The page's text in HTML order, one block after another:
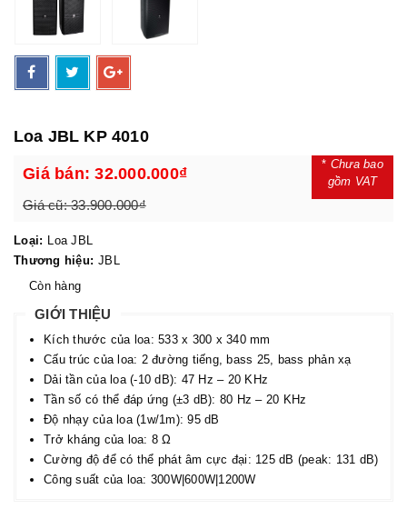
Loa JBL KP 4010
Giá bán:32.000.000₫
Giá cũ:33.900.000₫
* Chưa bao
gồm VAT
Loại:
Loa JBL
Thương hiệu: JBL
Còn hàng
GIỚI THIỆU
Kích thước của loa: 533 x 300 x 340 mm
Cấu trúc của loa: 2 đường tiếng, bass 25, bass phản xạ
Dải tần của loa (-10 dB): 47 Hz – 20 KHz
Tần số có thể đáp ứng (±3 dB): 80 Hz – 20 KHz
Độ nhạy của loa (1w/1m): 95 dB
Trở kháng của loa: 8 Ω
Cường độ để có thể phát âm cực đại: 125 dB (peak: 131 dB)
Công suất của loa: 300W|600W|1200W